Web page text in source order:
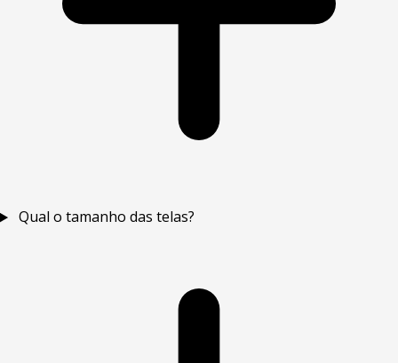
Qual o tamanho das telas?